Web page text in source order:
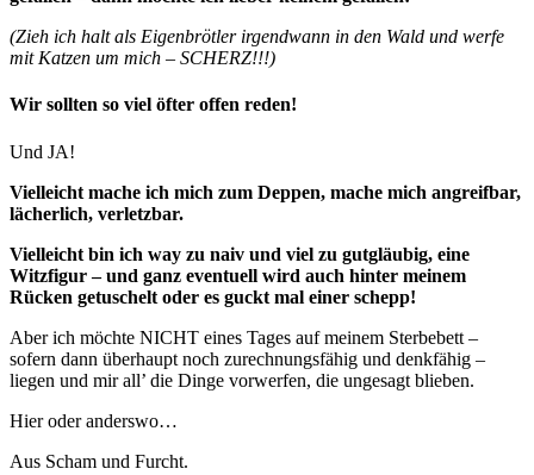
(Zieh ich halt als Eigenbrötler irgendwann in den Wald und werfe
mit Katzen um mich – SCHERZ!!!)
Wir sollten so viel öfter offen reden!
Und JA!
Vielleicht mache ich mich zum Deppen, mache mich angreifbar,
lächerlich, verletzbar.
Vielleicht bin ich way zu naiv und viel zu gutgläubig, eine
Witzfigur – und ganz eventuell wird auch hinter meinem
Rücken getuschelt oder es guckt mal einer schepp!
Aber ich möchte NICHT eines Tages auf meinem Sterbebett –
sofern dann überhaupt noch zurechnungsfähig und denkfähig –
liegen und mir all’ die Dinge vorwerfen, die ungesagt blieben.
Hier oder anderswo…
Aus Scham und Furcht.